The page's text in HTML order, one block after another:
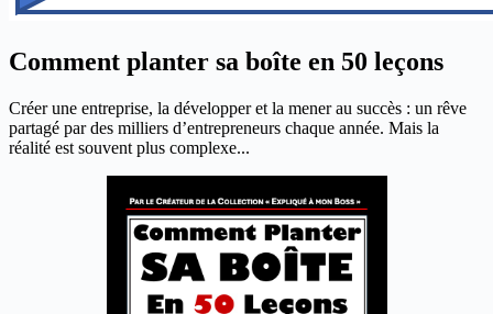
Comment planter sa boîte en 50 leçons
Créer une entreprise, la développer et la mener au succès : un rêve
partagé par des milliers d’entrepreneurs chaque année. Mais la
réalité est souvent plus complexe...